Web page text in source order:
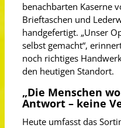
benachbarten Kaserne
Brieftaschen und
handgefertigt. „Unser
selbst gemacht“,
noch richtiges
den heutigen Standort.
„Die Menschen
Antwort – keine
Heute umfasst das